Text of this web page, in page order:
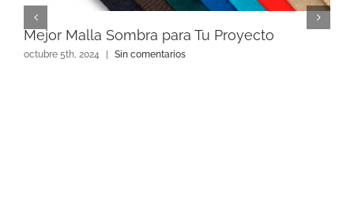
Mejor Malla Sombra para Tu Proyecto
octubre 5th, 2024 Sin comentarios